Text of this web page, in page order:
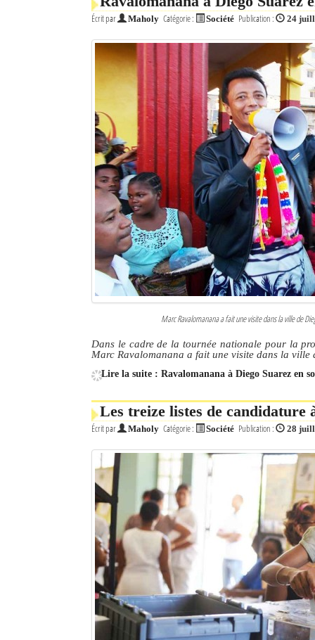
Écrit par Maholy Catégorie : Société Publication : 24
Marc Ravalomanana a fait une visite dans la ville de
Dans le cadre de la tournée nationale pour la
Marc Ravalomanana a fait une visite dans la ville
Lire la suite : Ravalomanana à Diego Suarez en
Les treize listes de
Écrit par Maholy Catégorie : Société Publication : 28